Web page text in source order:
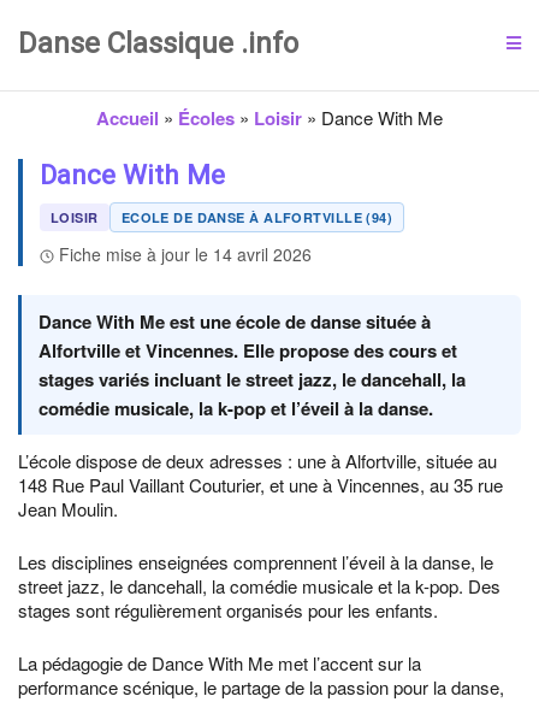
Danse Classique .info
Accueil » Écoles » Loisir » Dance With Me
Dance With Me
LOISIR ECOLE DE DANSE À ALFORTVILLE (94)
Fiche mise à jour le 14 avril 2026
Dance With Me est une école de danse située à
Alfortville et Vincennes. Elle propose des cours et
stages variés incluant le street jazz, le dancehall, la
comédie musicale, la k-pop et l’éveil à la danse.
L’école dispose de deux adresses : une à Alfortville, située au
148 Rue Paul Vaillant Couturier, et une à Vincennes, au 35 rue
Jean Moulin.
Les disciplines enseignées comprennent l’éveil à la danse, le
street jazz, le dancehall, la comédie musicale et la k-pop. Des
stages sont régulièrement organisés pour les enfants.
La pédagogie de Dance With Me met l’accent sur la
performance scénique, le partage de la passion pour la danse,